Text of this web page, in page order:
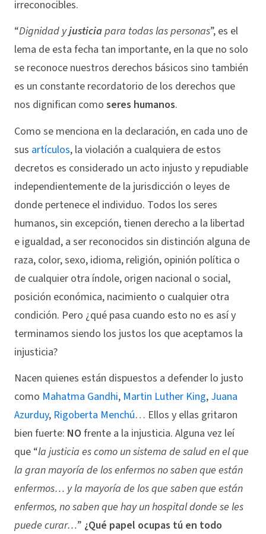
irreconocibles.
“Dignidad yjusticiapara todas las personas”, es el
lema de esta fecha tan importante, en la que no solo
se reconoce nuestros derechos básicos sino también
es un constante recordatorio de los derechos que
nos dignifican como seres humanos.
Como se menciona en la declaración, en cada uno de
sus artículos, la violación a cualquiera de estos
decretos es considerado un acto injusto y repudiable
independientemente de la jurisdicción o leyes de
donde pertenece el individuo. Todos los seres
humanos, sin excepción, tienen derecho a la libertad
e igualdad, a ser reconocidos sin distinción alguna de
raza, color, sexo, idioma, religión, opinión política o
de cualquier otra índole, origen nacional o social,
posición económica, nacimiento o cualquier otra
condición. Pero ¿qué pasa cuando esto no es así y
terminamos siendo los justos los que aceptamos la
injusticia?
Nacen quienes están dispuestos a defender lo justo
como Mahatma Gandhi, Martin Luther King, Juana
Azurduy, Rigoberta Menchú… Ellos y ellas gritaron
bien fuerte: NO frente a la injusticia. Alguna vez leí
que “la justicia es como un sistema de salud en el que
la gran mayoría de los enfermos no saben que están
enfermos… y la mayoría de los que saben que están
enfermos, no saben que hay un hospital donde se les
puede curar…” ¿Qué papel ocupas tú en todo